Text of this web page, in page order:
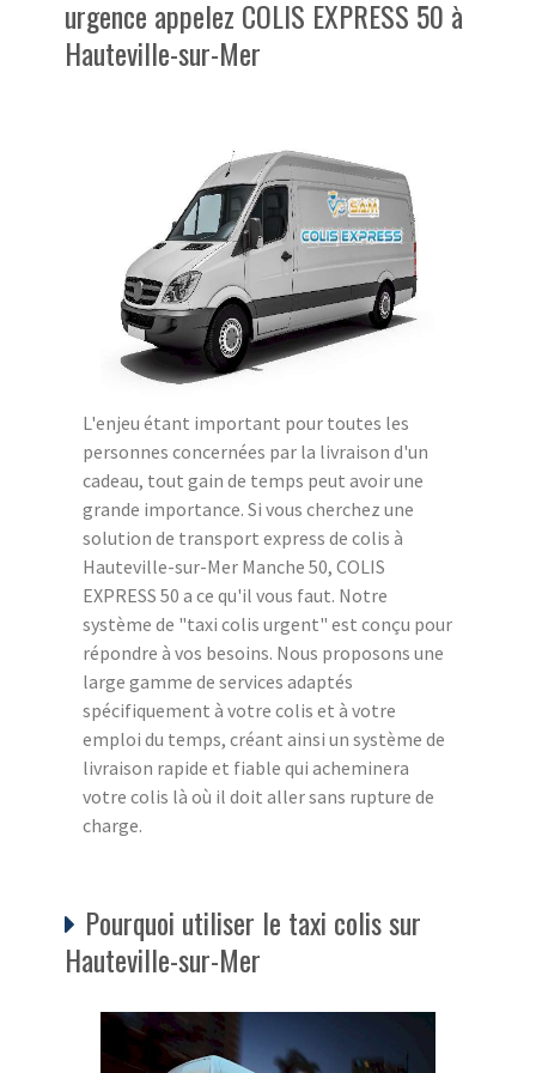
urgence appelez COLIS EXPRESS 50 à
Hauteville-sur-Mer
L'enjeu étant important pour toutes les
personnes concernées par la livraison d'un
cadeau, tout gain de temps peut avoir une
grande importance. Si vous cherchez une
solution de transport express de colis à
Hauteville-sur-Mer Manche 50, COLIS
EXPRESS 50 a ce qu'il vous faut. Notre
système de "taxi colis urgent" est conçu pour
répondre à vos besoins. Nous proposons une
large gamme de services adaptés
spécifiquement à votre colis et à votre
emploi du temps, créant ainsi un système de
livraison rapide et fiable qui acheminera
votre colis là où il doit aller sans rupture de
charge.
Pourquoi utiliser le taxi colis sur
Hauteville-sur-Mer